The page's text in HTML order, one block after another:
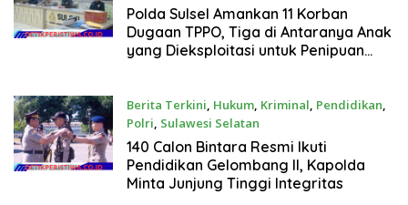
Juli 28, 2026
Polda Sulsel Amankan 11 Korban
Dugaan TPPO, Tiga di Antaranya Anak
yang Dieksploitasi untuk Penipuan
Berita Terkini, Hukum, Kriminal, Pendidikan,
Polri, Sulawesi Selatan
Juli 20, 2026
140 Calon Bintara Resmi Ikuti
Pendidikan Gelombang II, Kapolda
Minta Junjung Tinggi Integritas